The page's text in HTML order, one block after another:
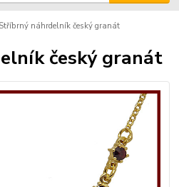
Stříbrný náhrdelník český granát
český granát